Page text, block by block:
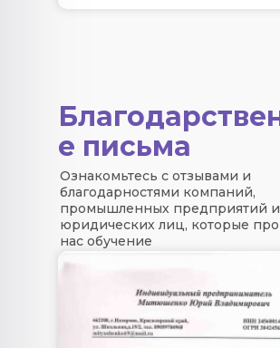
е письма
Ознакомьтесь с отзывами и
благодарностями компаний,
промышленных предприятий и
юридических лиц, которые
нас обучение